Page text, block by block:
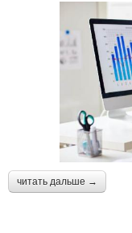
читать дальше →